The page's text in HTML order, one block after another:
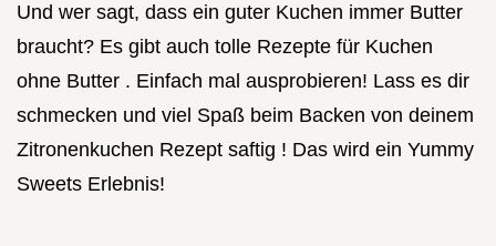
Und wer sagt, dass ein guter Kuchen immer Butter
braucht? Es gibt auch tolle Rezepte für Kuchen
ohne Butter . Einfach mal ausprobieren! Lass es dir
schmecken und viel Spaß beim Backen von deinem
Zitronenkuchen Rezept saftig ! Das wird ein Yummy
Sweets Erlebnis!